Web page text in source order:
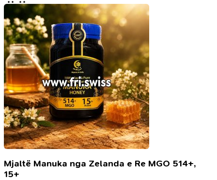
Mjaltë Manuka nga Zelanda e Re MGO 514+,
15+